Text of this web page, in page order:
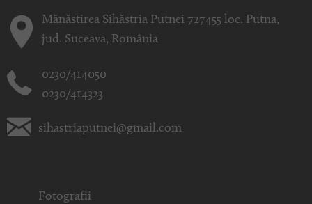
Mănăstirea Sihăstria Putnei 727455 loc. Putna,
jud. Suceava, România
0230/414050
0230/414323
sihastriaputnei@gmail.com
Fotografii